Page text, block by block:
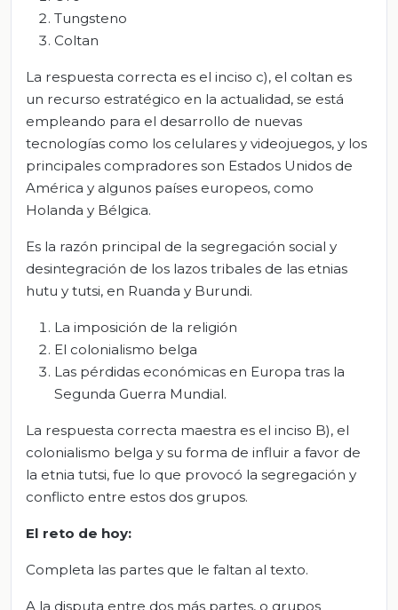
Tungsteno
Coltan
La respuesta correcta es el inciso c), el coltan es
un recurso estratégico en la actualidad, se está
empleando para el desarrollo de nuevas
tecnologías como los celulares y videojuegos, y los
principales compradores son Estados Unidos de
América y algunos países europeos, como
Holanda y Bélgica.
Es la razón principal de la segregación social y
desintegración de los lazos tribales de las etnias
hutu y tutsi, en Ruanda y Burundi.
La imposición de la religión
El colonialismo belga
Las pérdidas económicas en Europa tras la
Segunda Guerra Mundial.
La respuesta correcta maestra es el inciso B), el
colonialismo belga y su forma de influir a favor de
la etnia tutsi, fue lo que provocó la segregación y
conflicto entre estos dos grupos.
El reto de hoy:
Completa las partes que le faltan al texto.
A la disputa entre dos más partes, o grupos